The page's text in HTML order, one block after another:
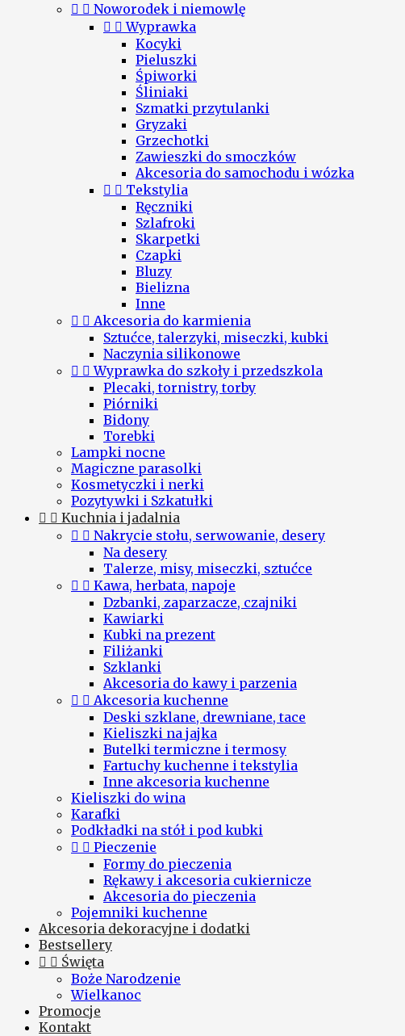
  Noworodek i niemowlę
  Wyprawka
Kocyki
Pieluszki
Śpiworki
Śliniaki
Szmatki przytulanki
Gryzaki
Grzechotki
Zawieszki do smoczków
Akcesoria do samochodu i wózka
  Tekstylia
Ręczniki
Szlafroki
Skarpetki
Czapki
Bluzy
Bielizna
Inne
  Akcesoria do karmienia
Sztućce, talerzyki, miseczki, kubki
Naczynia silikonowe
  Wyprawka do szkoły i przedszkola
Plecaki, tornistry, torby
Piórniki
Bidony
Torebki
Lampki nocne
Magiczne parasolki
Kosmetyczki i nerki
Pozytywki i Szkatułki
  Kuchnia i jadalnia
  Nakrycie stołu, serwowanie, desery
Na desery
Talerze, misy, miseczki, sztućce
  Kawa, herbata, napoje
Dzbanki, zaparzacze, czajniki
Kawiarki
Kubki na prezent
Filiżanki
Szklanki
Akcesoria do kawy i parzenia
  Akcesoria kuchenne
Deski szklane, drewniane, tace
Kieliszki na jajka
Butelki termiczne i termosy
Fartuchy kuchenne i tekstylia
Inne akcesoria kuchenne
Kieliszki do wina
Karafki
Podkładki na stół i pod kubki
  Pieczenie
Formy do pieczenia
Rękawy i akcesoria cukiernicze
Akcesoria do pieczenia
Pojemniki kuchenne
Akcesoria dekoracyjne i dodatki
Bestsellery
  Święta
Boże Narodzenie
Wielkanoc
Promocje
Kontakt